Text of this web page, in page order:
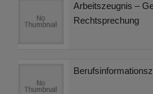
Arbeitszeugnis –
Rechtsprechung